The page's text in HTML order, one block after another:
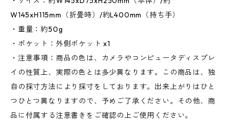
W145xH115mm（折畳時）/約L400mm（持ち手）
・重量：約50g
・ポケット：外側ポケット x1
・注意事項：商品の色は、カメラやコンピュータディスプレ
イの性質上、実際の色とは多少異なります。この商品は、独
自の採寸方法により採寸をしております。出来上がりはひと
つひとつ異なりますので、予めご了承ください。その他、商
品に付属する注意書きをご確認の上ご使用ください。